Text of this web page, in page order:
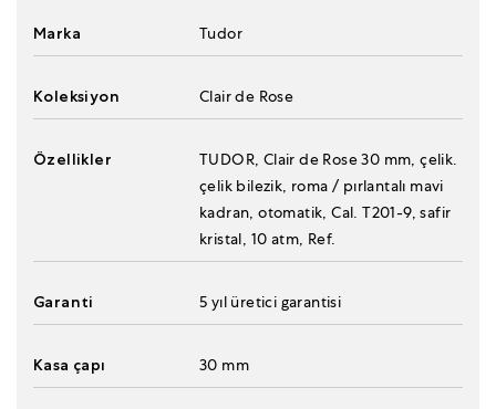
Marka Tudor
Koleksiyon Clair de Rose
Özellikler
TUDOR, Clair de Rose 30 mm, çelik.
çelik bilezik, roma / pırlantalı mavi
kadran, otomatik, Cal. T201-9, safir
kristal, 10 atm, Ref.
Garanti 5 yıl üretici garantisi
Kasa çapı 30 mm